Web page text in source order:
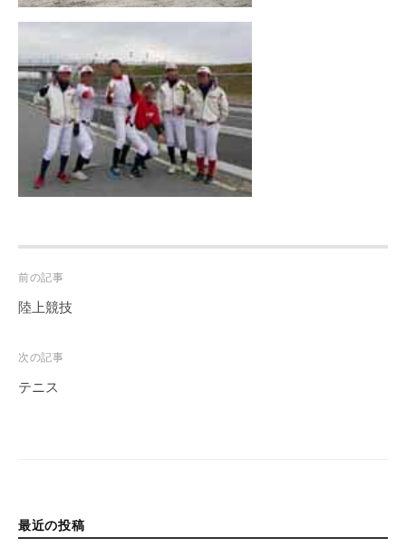
Post
navigation
前の記事
陸上競技
次の記事
テニス
最近の投稿